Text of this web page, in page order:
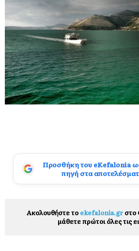
Προσθήκη του eKefalonia
πηγή στα
Ακολουθήστε το ekefalonia.grστο
μάθετε πρώτοι όλες τις